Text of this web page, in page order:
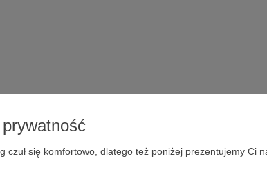
się komfortowo, dlatego też poniżej prezentujemy Ci